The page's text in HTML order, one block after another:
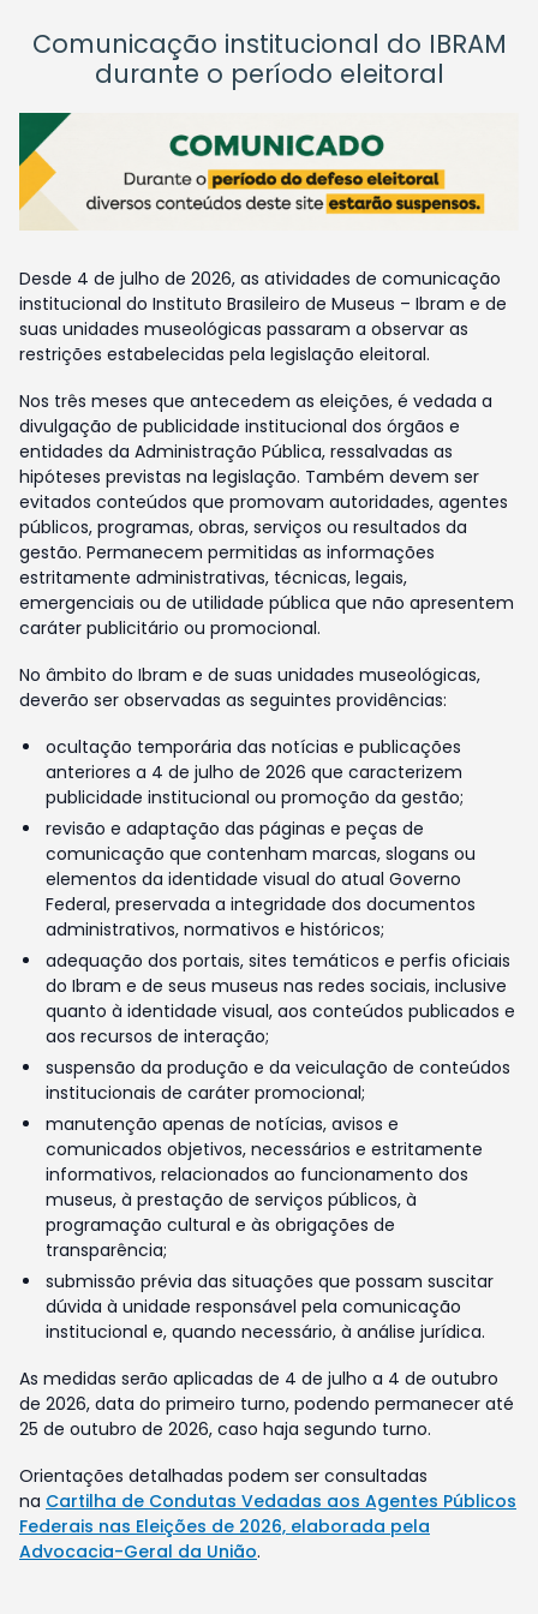
Comunicação institucional do IBRAM
durante o período eleitoral
Desde 4 de julho de 2026, as atividades de comunicação
institucional do Instituto Brasileiro de Museus – Ibram e de
suas unidades museológicas passaram a observar as
restrições estabelecidas pela legislação eleitoral.
Nos três meses que antecedem as eleições, é vedada a
divulgação de publicidade institucional dos órgãos e
entidades da Administração Pública, ressalvadas as
hipóteses previstas na legislação. Também devem ser
evitados conteúdos que promovam autoridades, agentes
públicos, programas, obras, serviços ou resultados da
gestão. Permanecem permitidas as informações
estritamente administrativas, técnicas, legais,
emergenciais ou de utilidade pública que não apresentem
caráter publicitário ou promocional.
No âmbito do Ibram e de suas unidades museológicas,
deverão ser observadas as seguintes providências:
ocultação temporária das notícias e publicações
anteriores a 4 de julho de 2026 que caracterizem
publicidade institucional ou promoção da gestão;
revisão e adaptação das páginas e peças de
comunicação que contenham marcas, slogans ou
elementos da identidade visual do atual Governo
Federal, preservada a integridade dos documentos
administrativos, normativos e históricos;
adequação dos portais, sites temáticos e perfis oficiais
do Ibram e de seus museus nas redes sociais, inclusive
quanto à identidade visual, aos conteúdos publicados e
aos recursos de interação;
suspensão da produção e da veiculação de conteúdos
institucionais de caráter promocional;
manutenção apenas de notícias, avisos e
comunicados objetivos, necessários e estritamente
informativos, relacionados ao funcionamento dos
museus, à prestação de serviços públicos, à
programação cultural e às obrigações de
transparência;
submissão prévia das situações que possam suscitar
dúvida à unidade responsável pela comunicação
institucional e, quando necessário, à análise jurídica.
As medidas serão aplicadas de 4 de julho a 4 de outubro
de 2026, data do primeiro turno, podendo permanecer até
25 de outubro de 2026, caso haja segundo turno.
Orientações detalhadas podem ser consultadas
na Cartilha de Condutas Vedadas aos Agentes Públicos
Federais nas Eleições de 2026, elaborada pela
Advocacia-Geral da União.